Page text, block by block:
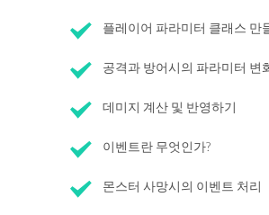
플레이어 파라미터 클래스 만
공격과 방어시의 파라미터 변
데미지 계산 및 반영하기
이벤트란 무엇인가?
몬스터 사망시의 이벤트 처리